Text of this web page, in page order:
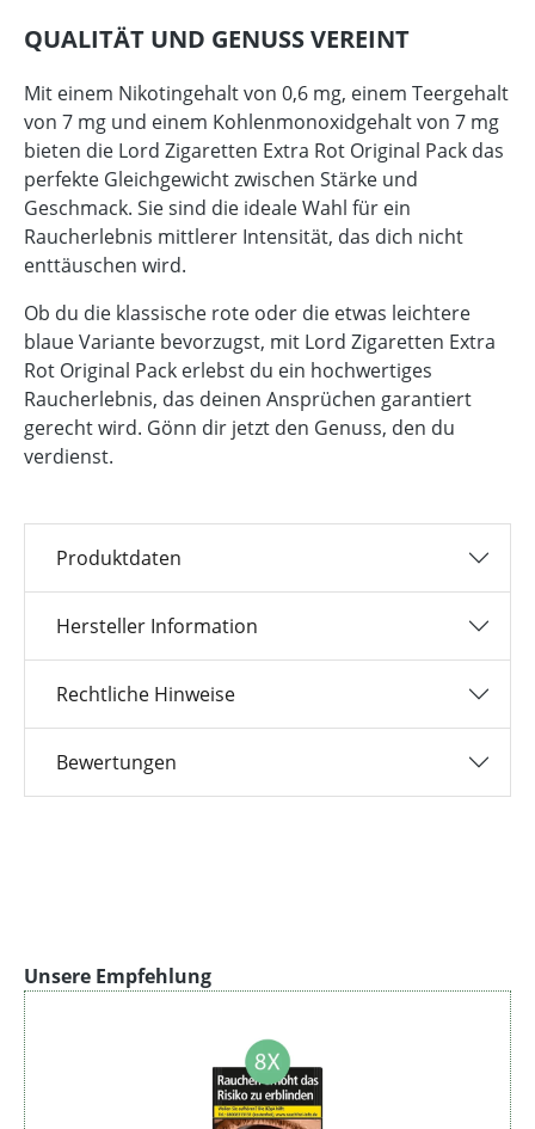
QUALITÄT UND GENUSS VEREINT
Mit einem Nikotingehalt von 0,6 mg, einem Teergehalt
von 7 mg und einem Kohlenmonoxidgehalt von 7 mg
bieten die Lord Zigaretten Extra Rot Original Pack das
perfekte Gleichgewicht zwischen Stärke und
Geschmack. Sie sind die ideale Wahl für ein
Raucherlebnis mittlerer Intensität, das dich nicht
enttäuschen wird.
Ob du die klassische rote oder die etwas leichtere
blaue Variante bevorzugst, mit Lord Zigaretten Extra
Rot Original Pack erlebst du ein hochwertiges
Raucherlebnis, das deinen Ansprüchen garantiert
gerecht wird. Gönn dir jetzt den Genuss, den du
verdienst.
Produktdaten
Hersteller Information
Rechtliche Hinweise
Bewertungen
Produktgalerie überspringen
Unsere Empfehlung